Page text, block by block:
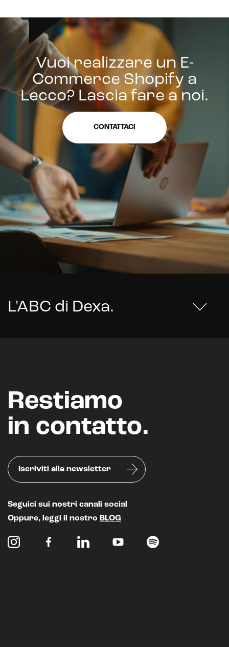
Vuoi realizzare un E-
Commerce Shopify a
Lecco? Lascia fare a noi.
CONTATTACI
L'ABC di Dexa.
Restiamo
in contatto.
Iscriviti alla newsletter
Seguici sui nostri canali social
Oppure, leggi il nostro BLOG